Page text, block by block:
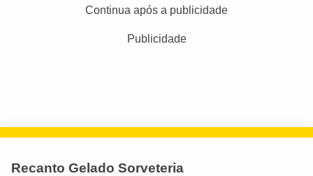
Continua após a publicidade
Publicidade
Recanto Gelado Sorveteria